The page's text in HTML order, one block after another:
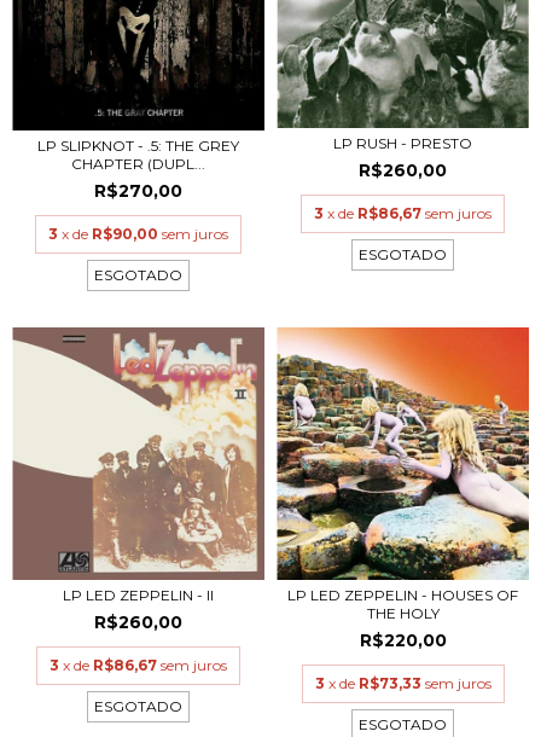
LP SLIPKNOT - .5: THE GREY
CHAPTER (DUPL...
R$270,00
3 x de R$90,00 sem juros
ESGOTADO
LP RUSH - PRESTO
R$260,00
3 x de R$86,67 sem juros
ESGOTADO
LP LED ZEPPELIN - II
R$260,00
3 x de R$86,67 sem juros
ESGOTADO
LP LED ZEPPELIN - HOUSES OF
THE HOLY
R$220,00
3 x de R$73,33 sem juros
ESGOTADO